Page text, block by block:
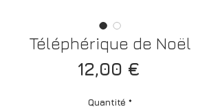
Téléphérique de Noël
12,00 €Prix
Quantité *